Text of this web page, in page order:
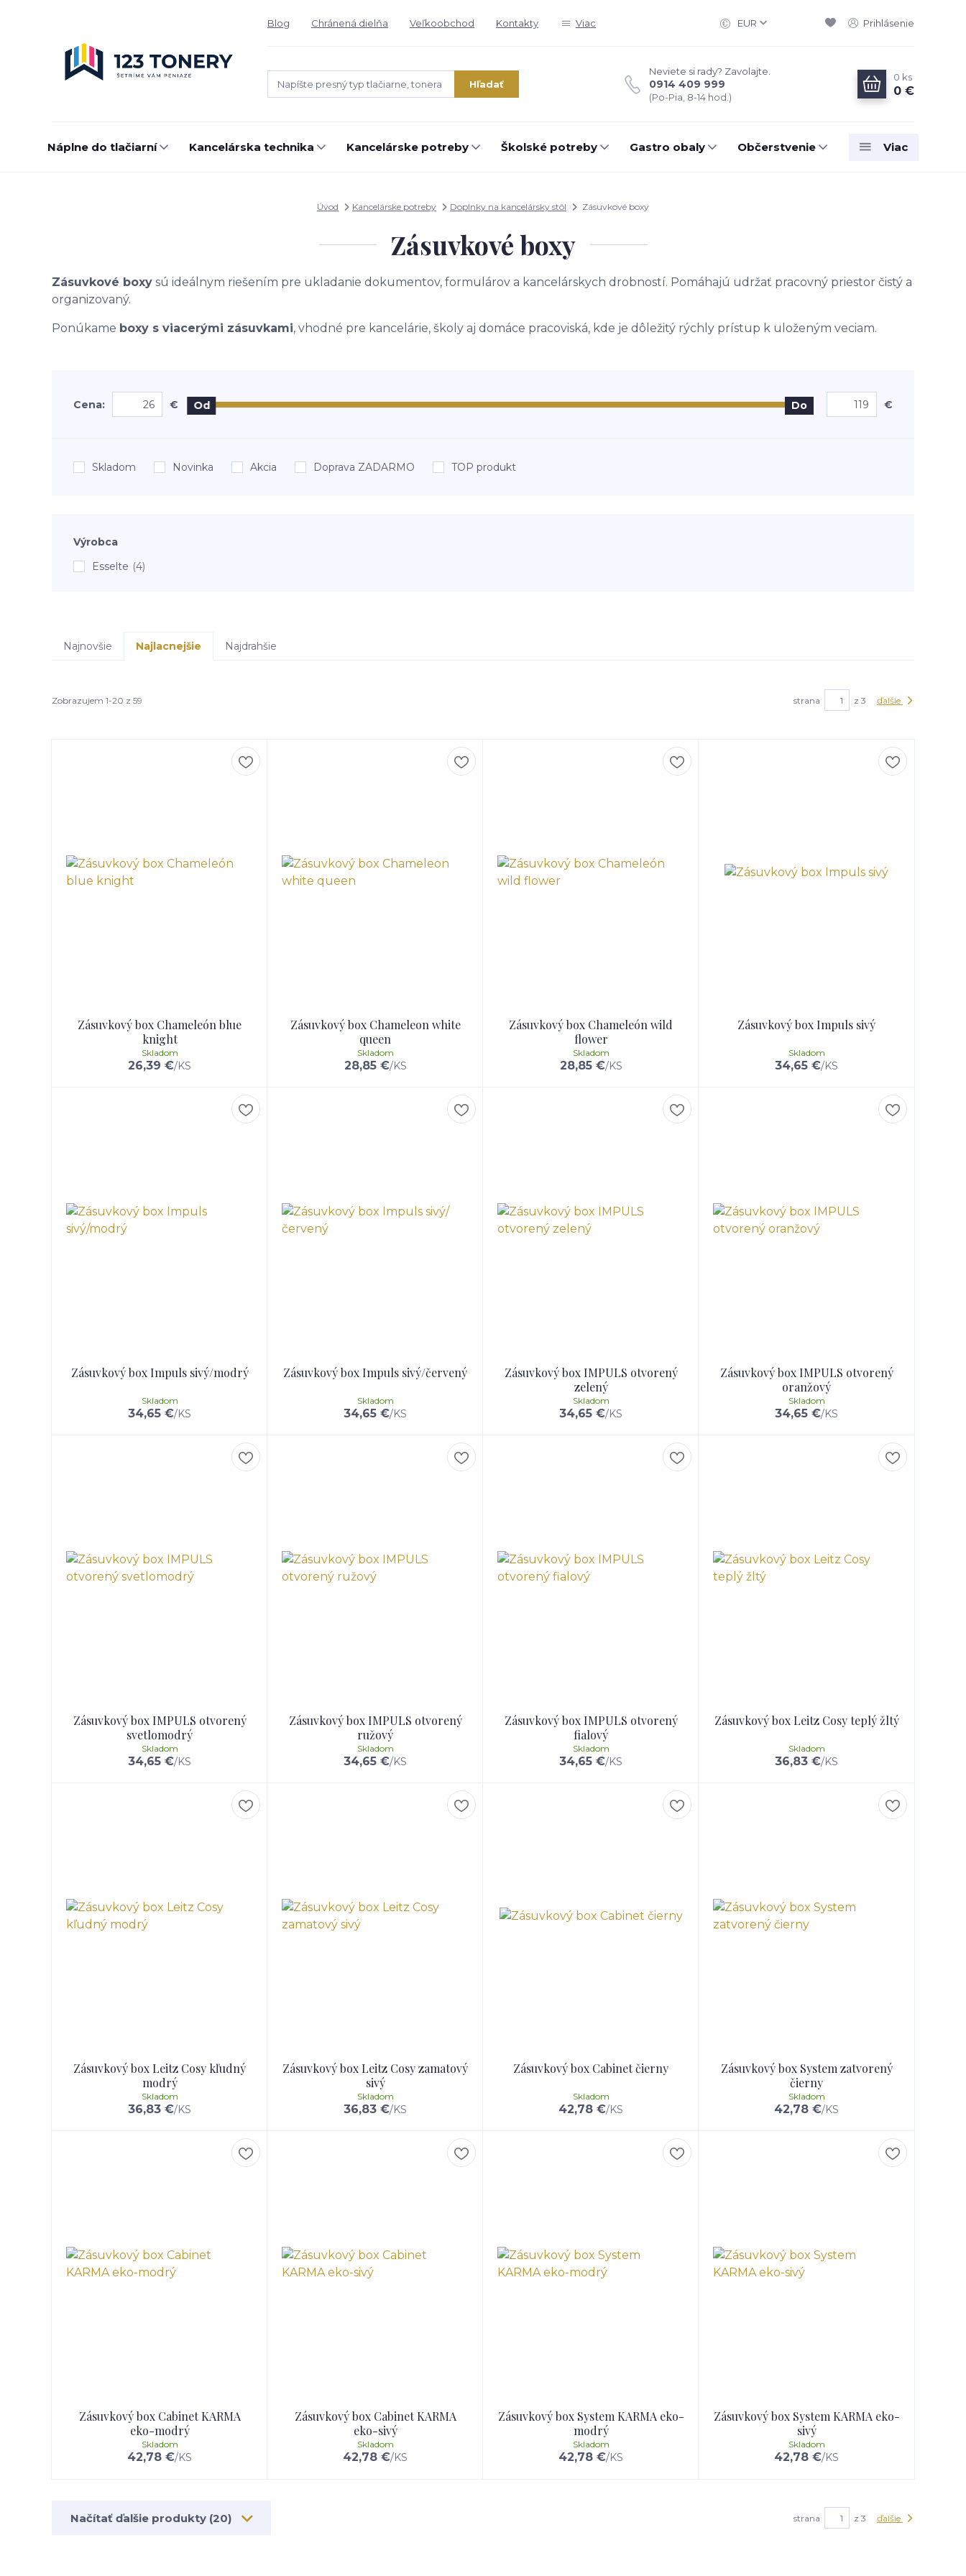
Blog Chránená dielňa Veľkoobchod Kontakty Viac EUR Prihlásenie
Hľadať
Neviete si rady? Zavolajte.
0914 409 999
(Po-Pia, 8-14 hod.)
0 ks
0 €
Náplne do tlačiarní Kancelárska technika Kancelárske potreby Školské potreby Gastro obaly Občerstvenie Viac
Úvod Kancelárske potreby Doplnky na kancelársky stôl Zásuvkové boxy
Zásuvkové boxy
Zásuvkové boxy sú ideálnym riešením pre ukladanie dokumentov, formulárov a kancelárskych drobností. Pomáhajú udržať pracovný priestor čistý a
organizovaný.
Ponúkame boxy s viacerými zásuvkami, vhodné pre kancelárie, školy aj domáce pracoviská, kde je dôležitý rýchly prístup k uloženým veciam.
Cena: € Od Do €
Skladom Novinka Akcia Doprava ZADARMO TOP produkt
Výrobca
Esselte (4)
Najnovšie Najlacnejšie Najdrahšie
Zobrazujem 1-20 z 59 strana z 3 ďalšie
Zásuvkový box Chameleón blue
knight
26,39 €/KS
Skladom
Zásuvkový box Chameleon white
queen
28,85 €/KS
Skladom
Zásuvkový box Chameleón wild
flower
28,85 €/KS
Skladom
Zásuvkový box Impuls sivý
34,65 €/KS
Skladom
Zásuvkový box Impuls sivý/modrý
34,65 €/KS
Skladom
Zásuvkový box Impuls sivý/červený
34,65 €/KS
Skladom
Zásuvkový box IMPULS otvorený
zelený
34,65 €/KS
Skladom
Zásuvkový box IMPULS otvorený
oranžový
34,65 €/KS
Skladom
Zásuvkový box IMPULS otvorený
svetlomodrý
34,65 €/KS
Skladom
Zásuvkový box IMPULS otvorený
ružový
34,65 €/KS
Skladom
Zásuvkový box IMPULS otvorený
fialový
34,65 €/KS
Skladom
Zásuvkový box Leitz Cosy teplý žltý
36,83 €/KS
Skladom
Zásuvkový box Leitz Cosy kľudný
modrý
36,83 €/KS
Skladom
Zásuvkový box Leitz Cosy zamatový
sivý
36,83 €/KS
Skladom
Zásuvkový box Cabinet čierny
42,78 €/KS
Skladom
Zásuvkový box System zatvorený
čierny
42,78 €/KS
Skladom
Zásuvkový box Cabinet KARMA
eko-modrý
42,78 €/KS
Skladom
Zásuvkový box Cabinet KARMA
eko-sivý
42,78 €/KS
Skladom
Zásuvkový box System KARMA eko-
modrý
42,78 €/KS
Skladom
Zásuvkový box System KARMA eko-
sivý
42,78 €/KS
Skladom
Načítať ďalšie produkty (20) strana z 3 ďalšie